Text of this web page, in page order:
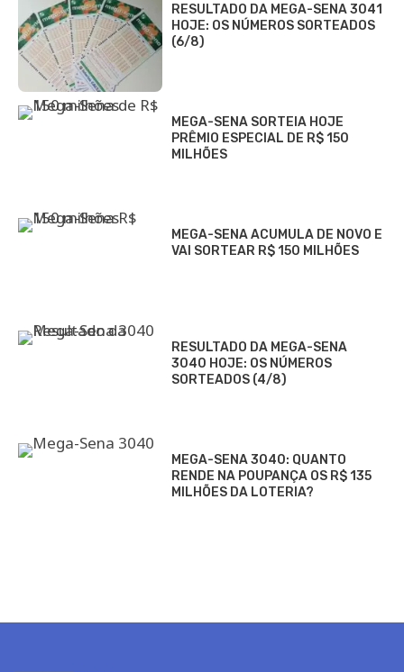
RESULTADO DA MEGA-SENA 3041
HOJE: OS NÚMEROS SORTEADOS
(6/8)
MEGA-SENA SORTEIA HOJE
PRÊMIO ESPECIAL DE R$ 150
MILHÕES
MEGA-SENA ACUMULA DE NOVO E
VAI SORTEAR R$ 150 MILHÕES
RESULTADO DA MEGA-SENA
3040 HOJE: OS NÚMEROS
SORTEADOS (4/8)
MEGA-SENA 3040: QUANTO
RENDE NA POUPANÇA OS R$ 135
MILHÕES DA LOTERIA?